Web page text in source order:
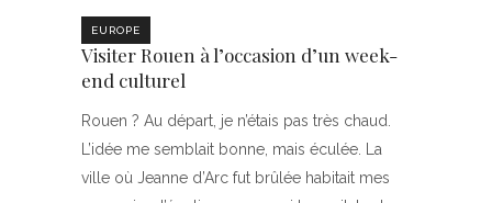
EUROPE
Visiter Rouen à l’occasion d’un week-
end culturel
Rouen ? Au départ, je n’étais pas très chaud.
L’idée me semblait bonne, mais éculée. La
ville où Jeanne d’Arc fut brûlée habitait mes